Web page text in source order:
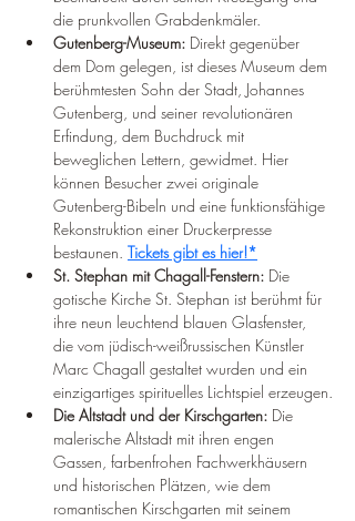
die prunkvollen Grabdenkmäler.
Gutenberg-Museum: Direkt gegenüber
dem Dom gelegen, ist dieses Museum dem
berühmtesten Sohn der Stadt, Johannes
Gutenberg, und seiner revolutionären
Erfindung, dem Buchdruck mit
beweglichen Lettern, gewidmet. Hier
können Besucher zwei originale
Gutenberg-Bibeln und eine funktionsfähige
Rekonstruktion einer Druckerpresse
bestaunen. Tickets gibt es hier!*
St. Stephan mit Chagall-Fenstern: Die
gotische Kirche St. Stephan ist berühmt für
ihre neun leuchtend blauen Glasfenster,
die vom jüdisch-weißrussischen Künstler
Marc Chagall gestaltet wurden und ein
einzigartiges spirituelles Lichtspiel erzeugen.
Die Altstadt und der Kirschgarten: Die
malerische Altstadt mit ihren engen
Gassen, farbenfrohen Fachwerkhäusern
und historischen Plätzen, wie dem
romantischen Kirschgarten mit seinem